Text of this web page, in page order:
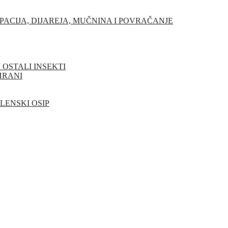
DIJAREJA, MUČNINA I POVRAČANJE
OSTALI INSEKTI
OSIP